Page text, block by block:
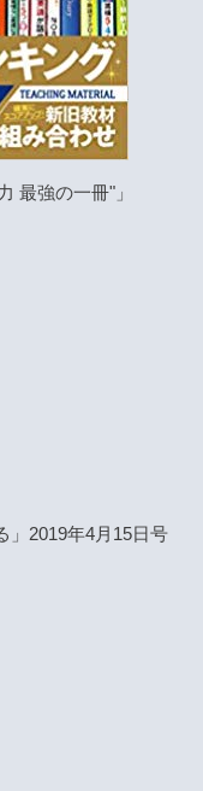
最強の一冊"」
」2019年4月15日号